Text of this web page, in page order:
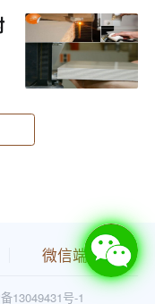
用的是实木材
少了对大量木材
能够创造出更
微信端
13049431号-1